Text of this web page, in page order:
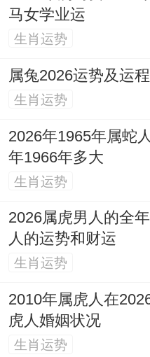
流年「印星」受「财
官」暗动，学业事
讲「财星破印」代表
的专注力，造成效
午火中暗藏的「丁
与上级，师长产生
异的言行引来非议
将其引导至科技创
等正当渠道，反而
马女学业运
生肖运势
属兔2026运势及运程
生肖运势
2026年1965年属蛇
年1966年多大
生肖运势
2026属虎男人的全
人的运势和财运
生肖运势
2010年属虎人在
虎人婚姻状况
生肖运势